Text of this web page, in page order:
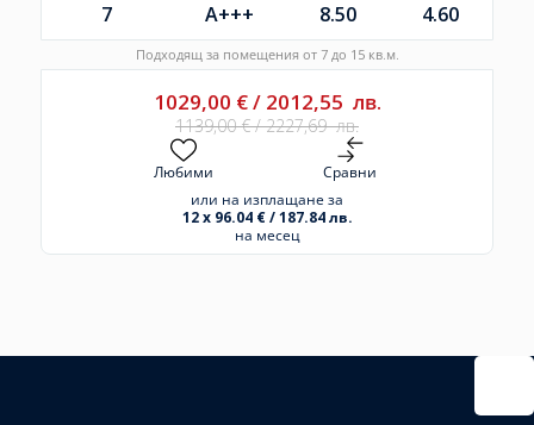
7 A+++ 8.50 4.60
Подходящ за помещения от 7 до 15 кв.м.
1029,00 €/ 2012,55 лв.
1139,00€/2227,69лв.
Любими
Сравни
или на изплащане за
12 x 96.04 € / 187.84 лв.
на месец